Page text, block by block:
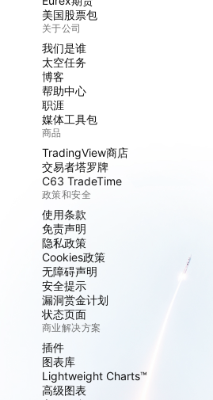
美国股票包
关于公司
我们是谁
太空任务
博客
帮助中心
职涯
媒体工具包
商品
TradingView商店
交易者塔罗牌
C63 TradeTime
政策和安全
使用条款
免责声明
隐私政策
Cookies政策
无障碍声明
安全提示
漏洞赏金计划
状态页面
商业解决方案
插件
图表库
Lightweight Charts™
高级图表